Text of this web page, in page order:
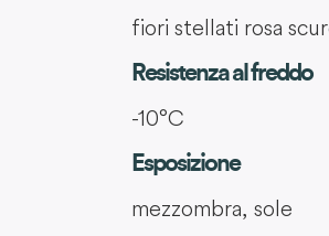
fiori stellati rosa
Resistenza al freddo
-10°C
Esposizione
mezzombra, sole